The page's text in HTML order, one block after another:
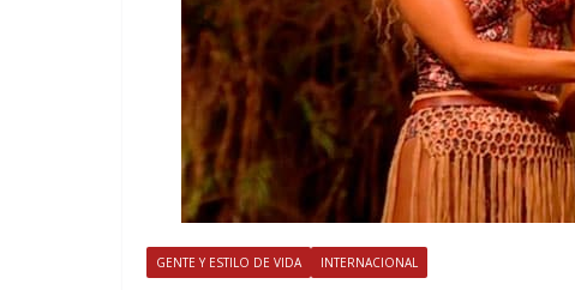
GENTE Y ESTILO DE VIDA INTERNACIONAL